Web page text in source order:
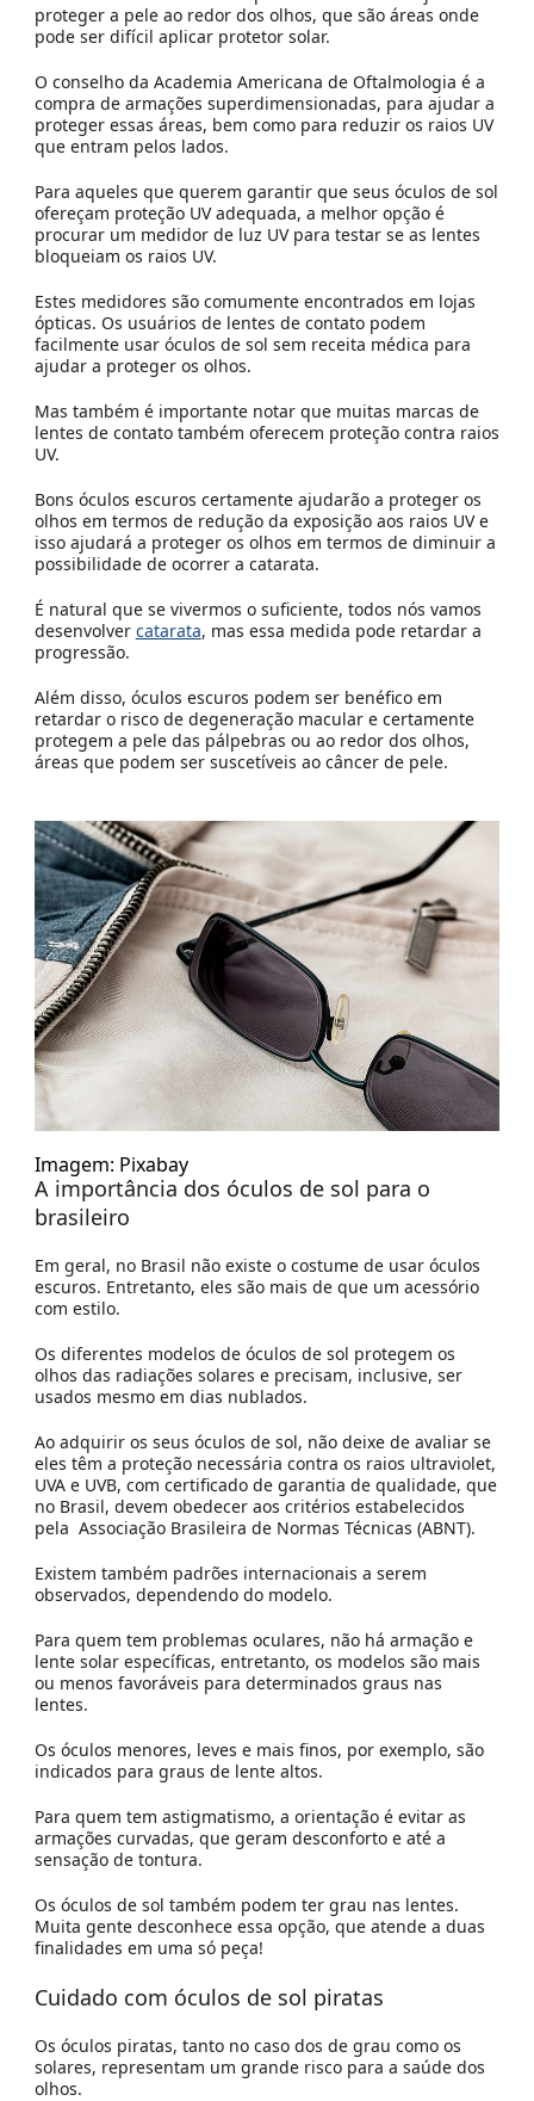
proteger a pele ao redor dos olhos, que são áreas onde
pode ser difícil aplicar protetor solar.
O conselho da Academia Americana de Oftalmologia é a
compra de armações superdimensionadas, para ajudar a
proteger essas áreas, bem como para reduzir os raios UV
que entram pelos lados.
Para aqueles que querem garantir que seus óculos de sol
ofereçam proteção UV adequada, a melhor opção é
procurar um medidor de luz UV para testar se as lentes
bloqueiam os raios UV.
Estes medidores são comumente encontrados em lojas
ópticas. Os usuários de lentes de contato podem
facilmente usar óculos de sol sem receita médica para
ajudar a proteger os olhos.
Mas também é importante notar que muitas marcas de
lentes de contato também oferecem proteção contra raios
UV.
Bons óculos escuros certamente ajudarão a proteger os
olhos em termos de redução da exposição aos raios UV e
isso ajudará a proteger os olhos em termos de diminuir a
possibilidade de ocorrer a catarata.
É natural que se vivermos o suficiente, todos nós vamos
desenvolver catarata, mas essa medida pode retardar a
progressão.
Além disso, óculos escuros podem ser benéfico em
retardar o risco de degeneração macular e certamente
protegem a pele das pálpebras ou ao redor dos olhos,
áreas que podem ser suscetíveis ao câncer de pele.
Imagem: Pixabay
A importância dos óculos de sol para o
brasileiro
Em geral, no Brasil não existe o costume de usar óculos
escuros. Entretanto, eles são mais de que um acessório
com estilo.
Os diferentes modelos de óculos de sol protegem os
olhos das radiações solares e precisam, inclusive, ser
usados mesmo em dias nublados.
Ao adquirir os seus óculos de sol, não deixe de avaliar se
eles têm a proteção necessária contra os raios ultraviolet,
UVA e UVB, com certificado de garantia de qualidade, que
no Brasil, devem obedecer aos critérios estabelecidos
pela Associação Brasileira de Normas Técnicas (ABNT).
Existem também padrões internacionais a serem
observados, dependendo do modelo.
Para quem tem problemas oculares, não há armação e
lente solar específicas, entretanto, os modelos são mais
ou menos favoráveis para determinados graus nas
lentes.
Os óculos menores, leves e mais finos, por exemplo, são
indicados para graus de lente altos.
Para quem tem astigmatismo, a orientação é evitar as
armações curvadas, que geram desconforto e até a
sensação de tontura.
Os óculos de sol também podem ter grau nas lentes.
Muita gente desconhece essa opção, que atende a duas
finalidades em uma só peça!
Cuidado com óculos de sol piratas
Os óculos piratas, tanto no caso dos de grau como os
solares, representam um grande risco para a saúde dos
olhos.